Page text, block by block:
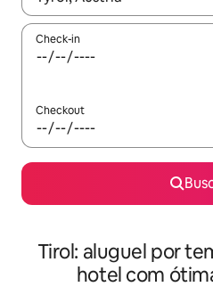
Check-in
Checkout
Tirol: aluguel por
hotel com